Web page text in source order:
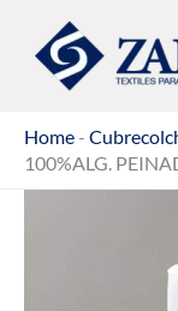
contenido
Home-
100%ALG.